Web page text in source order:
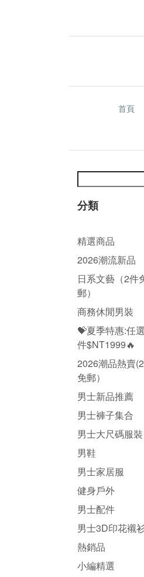
首頁
分類
精選商品
2026潮流新品
日系文藝（2件
郵）
商務休閒男裝
💝夏季特惠:任
件$NT1999🔥
2026潮品熱賣
免郵）
男士新品推薦
男士褲子集合
男士大尺碼服裝
男鞋
男士家居服
健身戶外
男士配件
男士3D印花襯
熱銷品
小編精選